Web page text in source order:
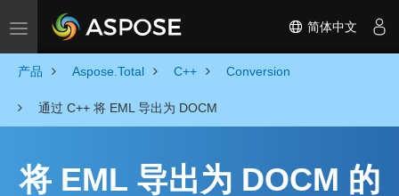
Toggle navigation 简体中文
产品 Aspose.Total C++ Conversion
通过 C++ 将 EML 导出为 DOCM
将 EML 导出为 DOCM 的